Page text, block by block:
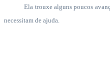
Ela trouxe alguns poucos
necessitam de ajuda.